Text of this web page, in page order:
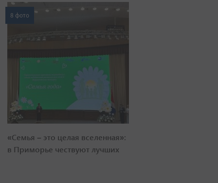
8 фото
«Семья – это целая вселенная»:
в Приморье чествуют лучших